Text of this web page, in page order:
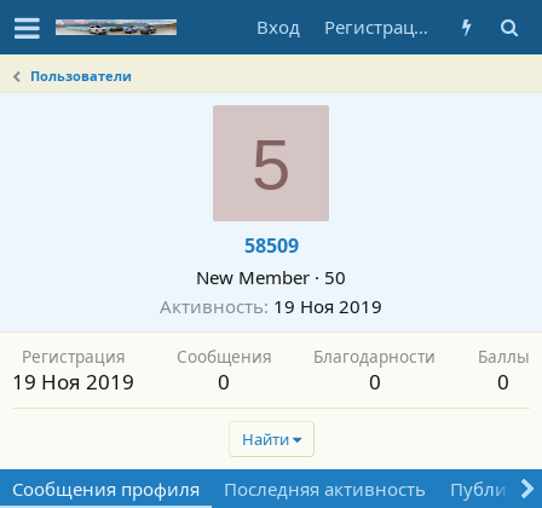
Вход Регистрация
Пользователи
5
58509
New Member · 50
Активность 19 Ноя 2019
Регистрация
19 Ноя 2019
Сообщения
0
Благодарности
0
Баллы
0
Найти
Сообщения профиля Последняя активность